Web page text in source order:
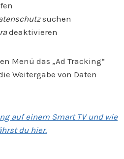
suchen
deaktivieren
Menü das „Ad Tracking“
Weitergabe von Daten
auf einem Smart TV und wie
du hier.